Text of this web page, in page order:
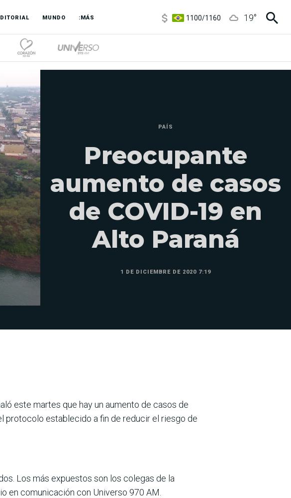
MUNDO :MÁS
3,8/4
19°
PAÍS
Preocupante
aumento de casos
de COVID-19 en
Alto Paraná
1 DE DICIEMBRE DE 2020 7:19
este martes que hay un aumento de casos de
protocolo establecido a fin de reducir el riesgo de
Los más expuestos son los colegas de la
en comunicación con Universo 970 AM.